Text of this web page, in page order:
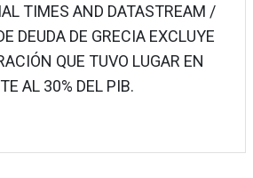
TIMES AND DATASTREAM /
DEUDA DE GRECIA EXCLUYE
QUE TUVO LUGAR EN
AL 30% DEL PIB.